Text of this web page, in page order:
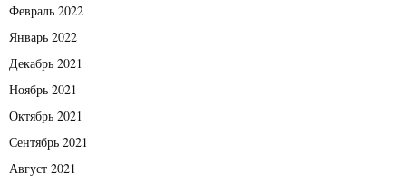
Февраль 2022
Январь 2022
Декабрь 2021
Ноябрь 2021
Октябрь 2021
Сентябрь 2021
Август 2021